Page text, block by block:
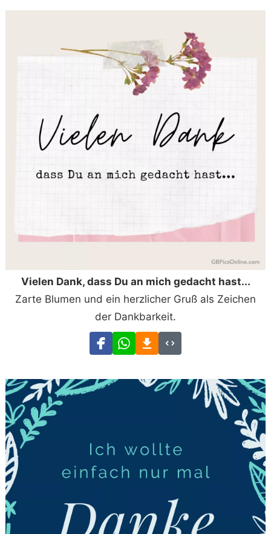
Vielen Dank, dass Du an mich gedacht hast...
Zarte Blumen und ein herzlicher Gruß als Zeichen
der Dankbarkeit.